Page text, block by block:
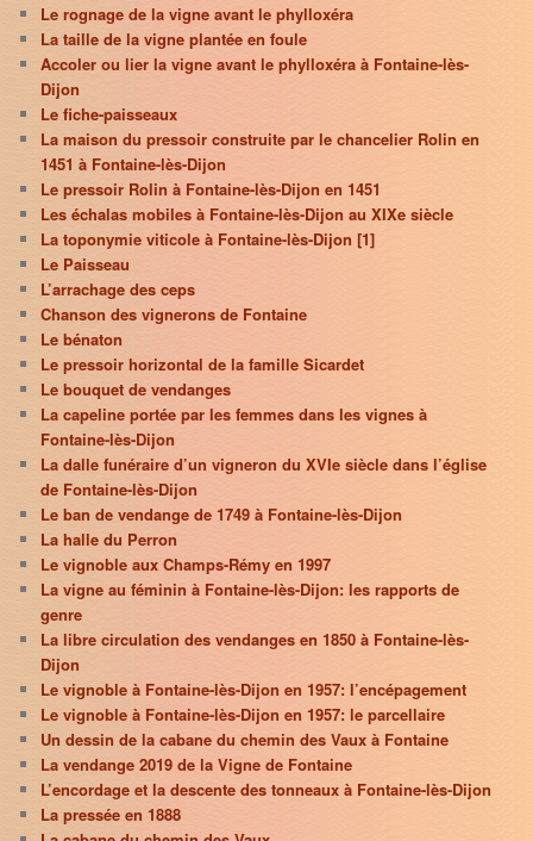
Le rognage de la vigne avant le phylloxéra
La taille de la vigne plantée en foule
Accoler ou lier la vigne avant le phylloxéra à Fontaine-lès-
Dijon
Le fiche-paisseaux
La maison du pressoir construite par le chancelier Rolin en
1451 à Fontaine-lès-Dijon
Le pressoir Rolin à Fontaine-lès-Dijon en 1451
Les échalas mobiles à Fontaine-lès-Dijon au XIXe siècle
La toponymie viticole à Fontaine-lès-Dijon [1]
Le Paisseau
L’arrachage des ceps
Chanson des vignerons de Fontaine
Le bénaton
Le pressoir horizontal de la famille Sicardet
Le bouquet de vendanges
La capeline portée par les femmes dans les vignes à
Fontaine-lès-Dijon
La dalle funéraire d’un vigneron du XVIe siècle dans l’église
de Fontaine-lès-Dijon
Le ban de vendange de 1749 à Fontaine-lès-Dijon
La halle du Perron
Le vignoble aux Champs-Rémy en 1997
La vigne au féminin à Fontaine-lès-Dijon: les rapports de
genre
La libre circulation des vendanges en 1850 à Fontaine-lès-
Dijon
Le vignoble à Fontaine-lès-Dijon en 1957: l’encépagement
Le vignoble à Fontaine-lès-Dijon en 1957: le parcellaire
Un dessin de la cabane du chemin des Vaux à Fontaine
La vendange 2019 de la Vigne de Fontaine
L’encordage et la descente des tonneaux à Fontaine-lès-Dijon
La pressée en 1888